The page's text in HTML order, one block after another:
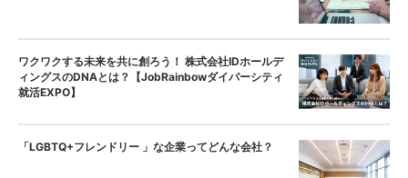
ワクワクする未来を共に創ろう！ 株式会社IDホールデ
ィングスのDNAとは？【JobRainbowダイバーシティ
就活EXPO】
「LGBTQ+フレンドリー 」な企業ってどんな会社？